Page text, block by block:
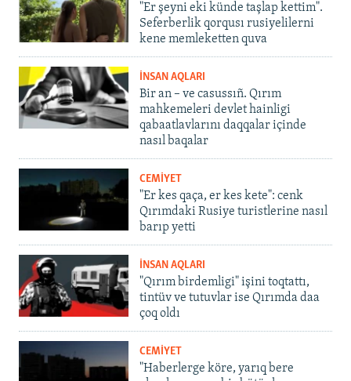
"Er şeyni eki künde taşlap kettim".
Seferberlik qorqusı rusiyelilerni
kene memleketten quva
İNSAN AQLARI
Bir an – ve casussıñ. Qırım
mahkemeleri devlet hainligi
qabaatlavlarını daqqalar içinde
nasıl baqalar
CEMİYET
"Er kes qaça, er kes kete": cenk
Qırımdaki Rusiye turistlerine nasıl
barıp yetti
İNSAN AQLARI
"Qırım birdemligi" işini toqtattı,
tintüv ve tutuvlar ise Qırımda daa
çoq oldı
CEMİYET
"Haberlerge köre, yarıq bere